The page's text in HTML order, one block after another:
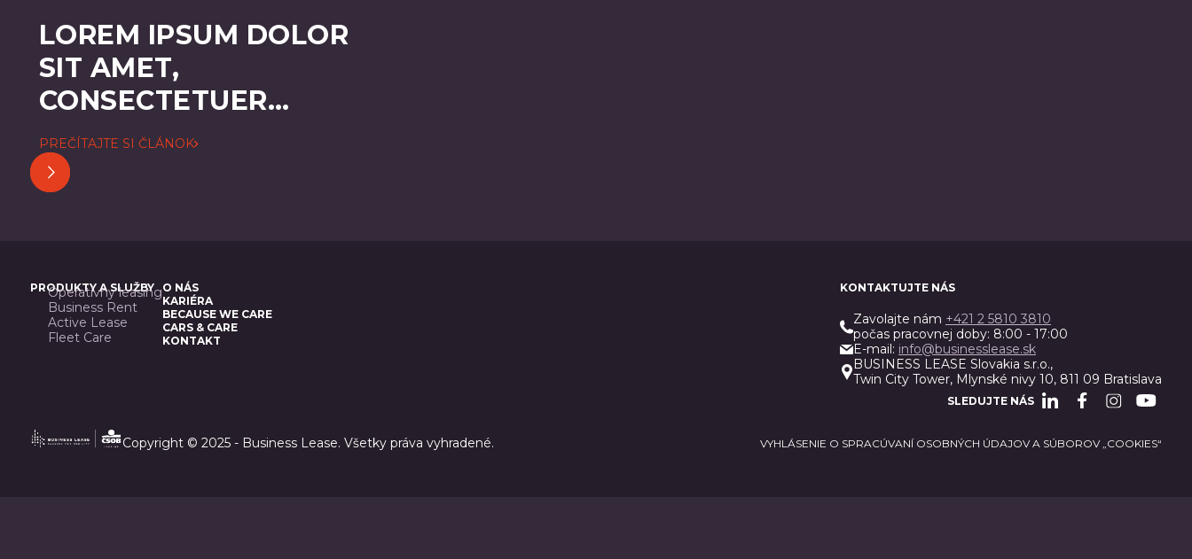
LOREM IPSUM DOLOR
SIT AMET,
CONSECTETUER
ADIPISCING ELIT
PREČÍTAJTE SI ČLÁNOK
PRODUKTY A SLUŽBY
Operatívny leasing
Business Rent
Active Lease
Fleet Care
O NÁS
KARIÉRA
BECAUSE WE CARE
CARS & CARE
KONTAKT
KONTAKTUJTE NÁS
Zavolajte nám +421 2 5810 3810
počas pracovnej doby: 8:00 - 17:00
E-mail: info@businesslease.sk
BUSINESS LEASE Slovakia s.r.o.,
Twin City Tower, Mlynské nivy 10, 811 09 Bratislava
SLEDUJTE NÁS
Copyright © 2025 - Business Lease. Všetky práva vyhradené. VYHLÁSENIE O SPRACÚVANÍ OSOBNÝCH ÚDAJOV A SÚBOROV „COOKIES“